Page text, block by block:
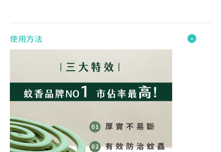
使用方法